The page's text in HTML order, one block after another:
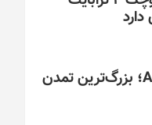
بازی/ Age of 2048؛ بزرگ‌ترین تمدن